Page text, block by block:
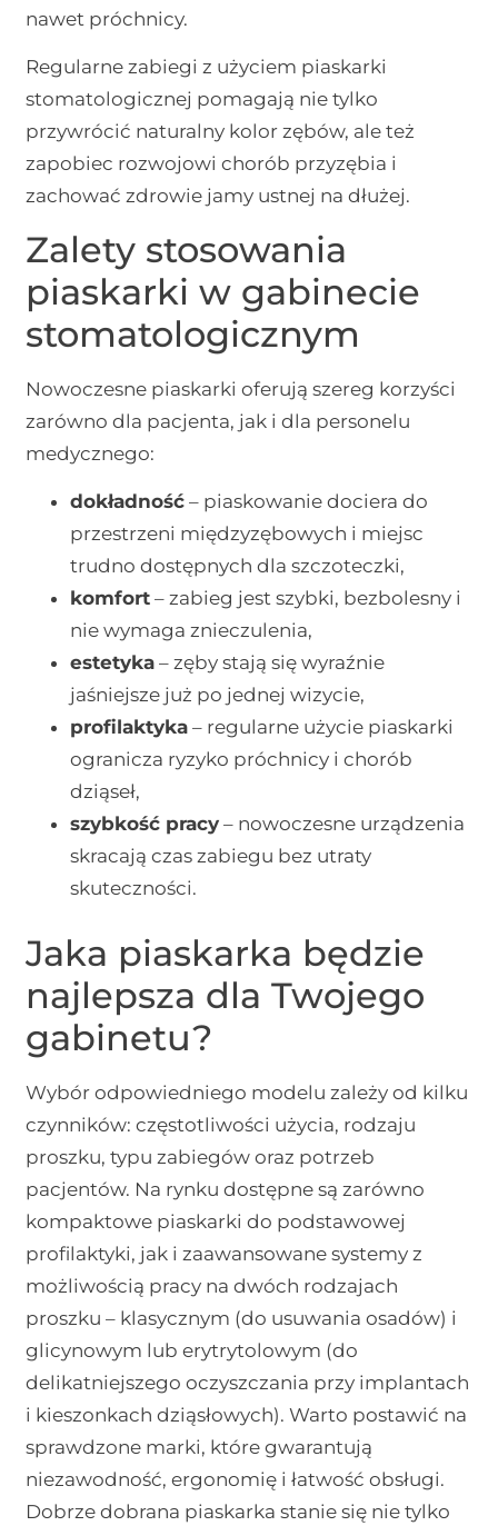
nawet próchnicy.
Regularne zabiegi z użyciem piaskarki
stomatologicznej pomagają nie tylko
przywrócić naturalny kolor zębów, ale też
zapobiec rozwojowi chorób przyzębia i
zachować zdrowie jamy ustnej na dłużej.
Zalety stosowania
piaskarki w gabinecie
stomatologicznym
Nowoczesne piaskarki oferują szereg korzyści
zarówno dla pacjenta, jak i dla personelu
medycznego:
dokładność – piaskowanie dociera do
przestrzeni międzyzębowych i miejsc
trudno dostępnych dla szczoteczki,
komfort – zabieg jest szybki, bezbolesny i
nie wymaga znieczulenia,
estetyka – zęby stają się wyraźnie
jaśniejsze już po jednej wizycie,
profilaktyka – regularne użycie piaskarki
ogranicza ryzyko próchnicy i chorób
dziąseł,
szybkość pracy – nowoczesne urządzenia
skracają czas zabiegu bez utraty
skuteczności.
Jaka piaskarka będzie
najlepsza dla Twojego
gabinetu?
Wybór odpowiedniego modelu zależy od kilku
czynników: częstotliwości użycia, rodzaju
proszku, typu zabiegów oraz potrzeb
pacjentów. Na rynku dostępne są zarówno
kompaktowe piaskarki do podstawowej
profilaktyki, jak i zaawansowane systemy z
możliwością pracy na dwóch rodzajach
proszku – klasycznym (do usuwania osadów) i
glicynowym lub erytrytolowym (do
delikatniejszego oczyszczania przy implantach
i kieszonkach dziąsłowych). Warto postawić na
sprawdzone marki, które gwarantują
niezawodność, ergonomię i łatwość obsługi.
Dobrze dobrana piaskarka stanie się nie tylko